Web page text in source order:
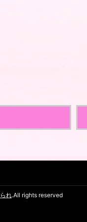
れ.All rights reserved